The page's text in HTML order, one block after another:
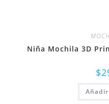
Niña Mochila 3D
$